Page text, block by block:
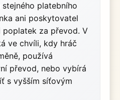
platebního
ani poskytovatel
poplatek za převod. V
ve chvíli, kdy hráč
používá
převod, nebo vybírá
s vyšším síťovým